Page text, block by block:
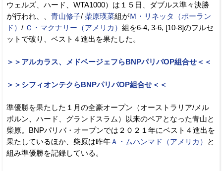
ウェルズ、ハード、WTA1000）は１５日、ダブルス準々決勝
が行われ、、 青山修子/ 柴原瑛菜組がＭ・リネッタ（ポーラン
ド） / Ｃ・マクナリー（アメリカ） 組を6-4, 3-6, [10-8]のフルセ
ットで破り、ベスト４進出を果たした。
＞＞アルカラス、メドベージェフらBNPパリバOP組合せ＜＜
＞＞シフィオンテクらBNPパリバOP組合せ＜＜
準優勝を果たした１月の全豪オープン（オーストラリア/メル
ボルン、ハード、グランドスラム）以来のペアとなった青山と
柴原。BNPパリバ・オープンでは２０２１年にベスト４進出を
果たしているほか、柴原は昨年Ａ・ムハンマド（アメリカ）
と
組み準優勝を記録している。